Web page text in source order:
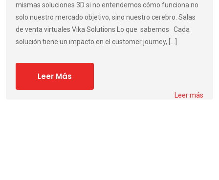
mismas soluciones 3D si no entendemos cómo funciona no
solo nuestro mercado objetivo, sino nuestro cerebro. Salas
de venta virtuales Vika Solutions Lo que sabemos Cada
solución tiene un impacto en el customer journey, […]
Leer Más
Leer más